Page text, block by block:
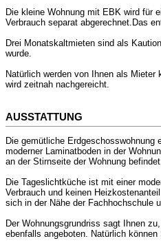
Die kleine Wohnung mit EBK wird für
Verbrauch separat abgerechnet.Das
Drei Monatskaltmieten sind als
wurde.
Natürlich werden von Ihnen als Mieter
wird zeitnah nachgereicht.
AUSSTATTUNG
Die gemütliche
moderner Laminatboden in der
an der Stirnseite der Wohnung
Die Tageslichtküche ist mit einer
Verbrauch und keinen
sich in der Nähe der Fachhochschule
Der Wohnungsgrundriss sagt Ihnen
ebenfalls angeboten. Natürlich